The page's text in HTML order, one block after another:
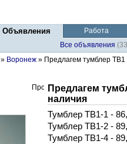
Объявления
Работа
Все объявления
» Воронеж » Предлагем тумблер ТВ1
Предлагем
наличия
Тумблер ТВ1-1 -
Тумблер ТВ1-2 -
Тумблер ТВ1-4 -